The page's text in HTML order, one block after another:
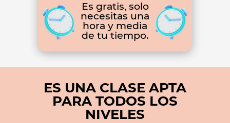
Es gratis, solo
necesitas una
hora y media
de tu tiempo.
ES UNA CLASE APTA
PARA TODOS LOS
NIVELES